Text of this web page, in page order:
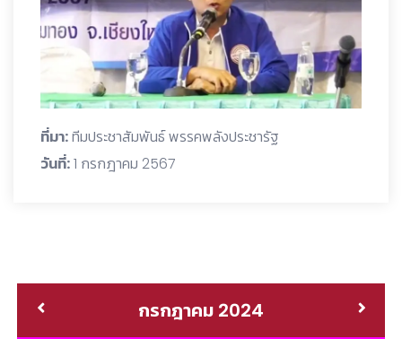
ที่มา:ทีมประชาสัมพันธ์ พรรคพลังประชารัฐ
วันที่:1 กรกฎาคม 2567
กรกฎาคม 2024